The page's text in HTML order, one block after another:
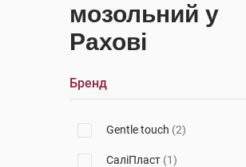
мозольний у
Рахові
Бренд
Gentle touch (2)
СаліПласт (1)